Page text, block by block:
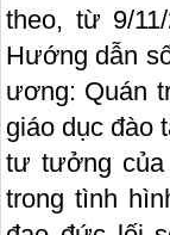
theo, từ 9/
Hướng dẫn
ương: Quán
giáo dục đào
tư tưởng của
trong tình